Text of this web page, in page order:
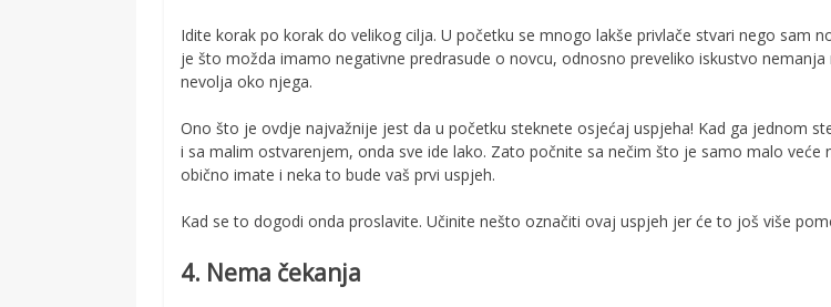
Idite korak po korak do velikog cilja. U početku se mnogo lakše privlače stvari nego sam
je što možda imamo negativne predrasude o novcu, odnosno preveliko iskustvo nemanja
nevolja oko njega.
Ono što je ovdje najvažnije jest da u početku steknete osjećaj uspjeha! Kad ga jednom
i sa malim ostvarenjem, onda sve ide lako. Zato počnite sa nečim što je samo malo veće
obično imate i neka to bude vaš prvi uspjeh.
Kad se to dogodi onda proslavite. Učinite nešto označiti ovaj uspjeh jer će to još više
4. Nema čekanja